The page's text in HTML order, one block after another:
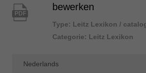
Việt Nam
tiếng việt
中国
PDF
bewerken
Type: Leitz Lexikon /
Categorie: Leitz Lexikon